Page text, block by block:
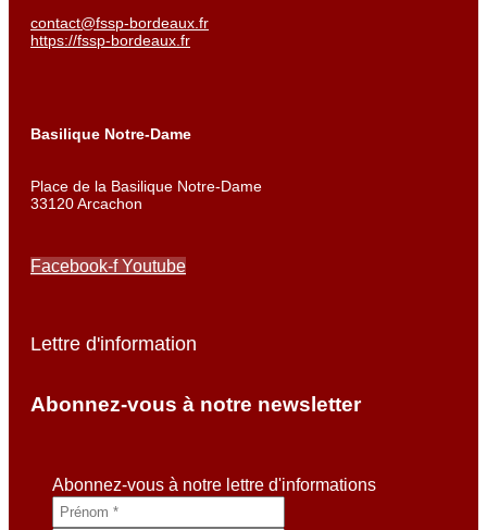
contact@fssp-bordeaux.fr
https://fssp-bordeaux.fr
Basilique Notre-Dame
Place de la Basilique Notre-Dame
33120 Arcachon
Facebook-f Youtube
Lettre d'information
Abonnez-vous à notre newsletter
Abonnez-vous à notre lettre d'informations